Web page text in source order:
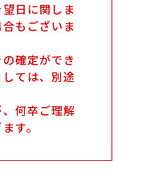
日に関しま
もございま
確定ができ
ては、別途
何卒ご理解
す。